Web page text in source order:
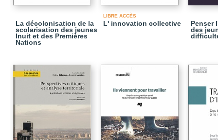
La décolonisation de la
scolarisation des jeunes
Inuit et des Premières
Nations
LIBRE ACCÈS
L' innovation collective
Penser
des